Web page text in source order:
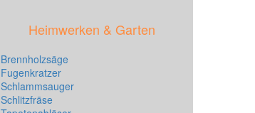
Heimwerken & Garten
Brennholzsäge
Fugenkratzer
Schlammsauger
Schlitzfräse